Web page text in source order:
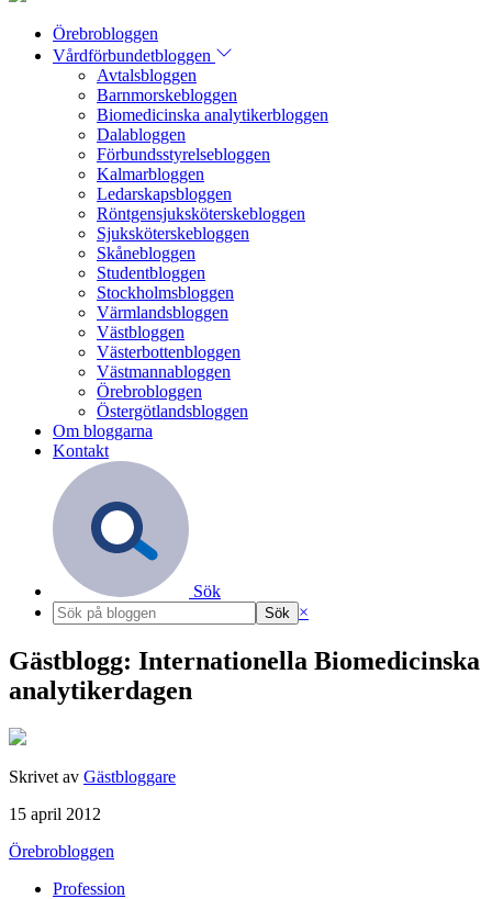
Örebrobloggen
Vårdförbundetbloggen
Avtalsbloggen
Barnmorskebloggen
Biomedicinska analytikerbloggen
Dalabloggen
Förbundsstyrelsebloggen
Kalmarbloggen
Ledarskapsbloggen
Röntgensjuksköterskebloggen
Sjuksköterskebloggen
Skånebloggen
Studentbloggen
Stockholmsbloggen
Värmlandsbloggen
Västbloggen
Västerbottenbloggen
Västmannabloggen
Örebrobloggen
Östergötlandsbloggen
Om bloggarna
Kontakt
Sök
×
Gästblogg: Internationella Biomedicinska
analytikerdagen
Skrivet av Gästbloggare
15 april 2012
Örebrobloggen
Profession